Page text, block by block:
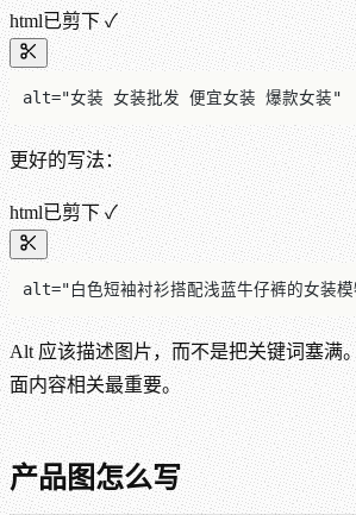
html已剪下 ✓
alt="女装 女装批发 便宜女装 爆款女装"
更好的写法：
html已剪下 ✓
alt="白色短袖衬衫搭配浅蓝牛仔裤的女装
Alt 应该描述图片，而不是把关键词塞满
面内容相关最重要。
产品图怎么写